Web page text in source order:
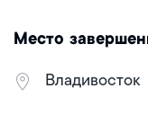
Место
Владивосток